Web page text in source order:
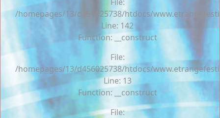
/homepages/13/d456025738/htdocs/
Line: 142
Function: __construct
File:
/homepages/13/d456025738/htdocs/
Line: 13
Function: __construct
File: